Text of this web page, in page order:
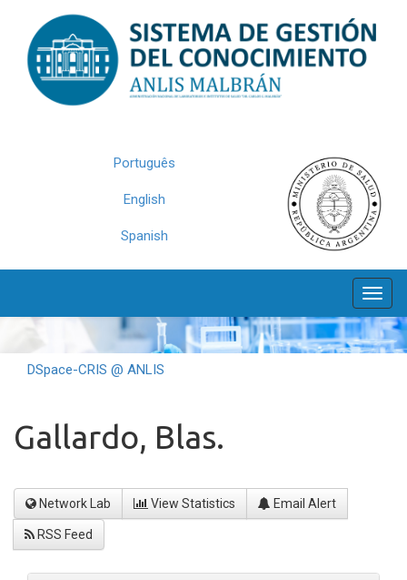
navigation
Português
English
Spanish
DSpace-CRIS @ ANLIS
Gallardo, Blas.
Network Lab View Statistics Email Alert
RSS Feed